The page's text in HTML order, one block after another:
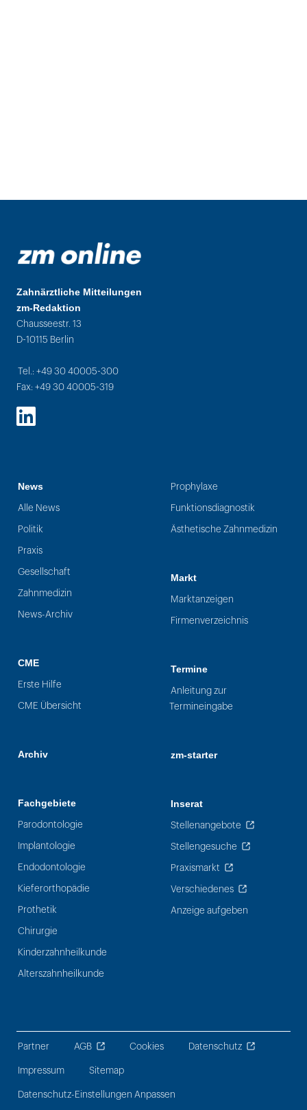
Zahnärztliche Mitteilungen
zm-Redaktion
Chausseestr. 13
D-10115 Berlin
Tel.: +49 30 40005-300
Fax: +49 30 40005-319
LinkedIn
News
Alle News
Politik
Praxis
Gesellschaft
Zahnmedizin
News-Archiv
CME
Erste Hilfe
CME Übersicht
Archiv
Fachgebiete
Parodontologie
Implantologie
Endodontologie
Kieferorthopädie
Prothetik
Chirurgie
Kinderzahnheilkunde
Alterszahnheilkunde
Prophylaxe
Funktionsdiagnostik
Ästhetische Zahnmedizin
Markt
Marktanzeigen
Firmenverzeichnis
Termine
Anleitung zur
Termineingabe
zm-starter
Inserat
Stellenangebote
Stellengesuche
Praxismarkt
Verschiedenes
Anzeige aufgeben
Partner AGB Cookies Datenschutz
Impressum Sitemap
Datenschutz-Einstellungen Anpassen